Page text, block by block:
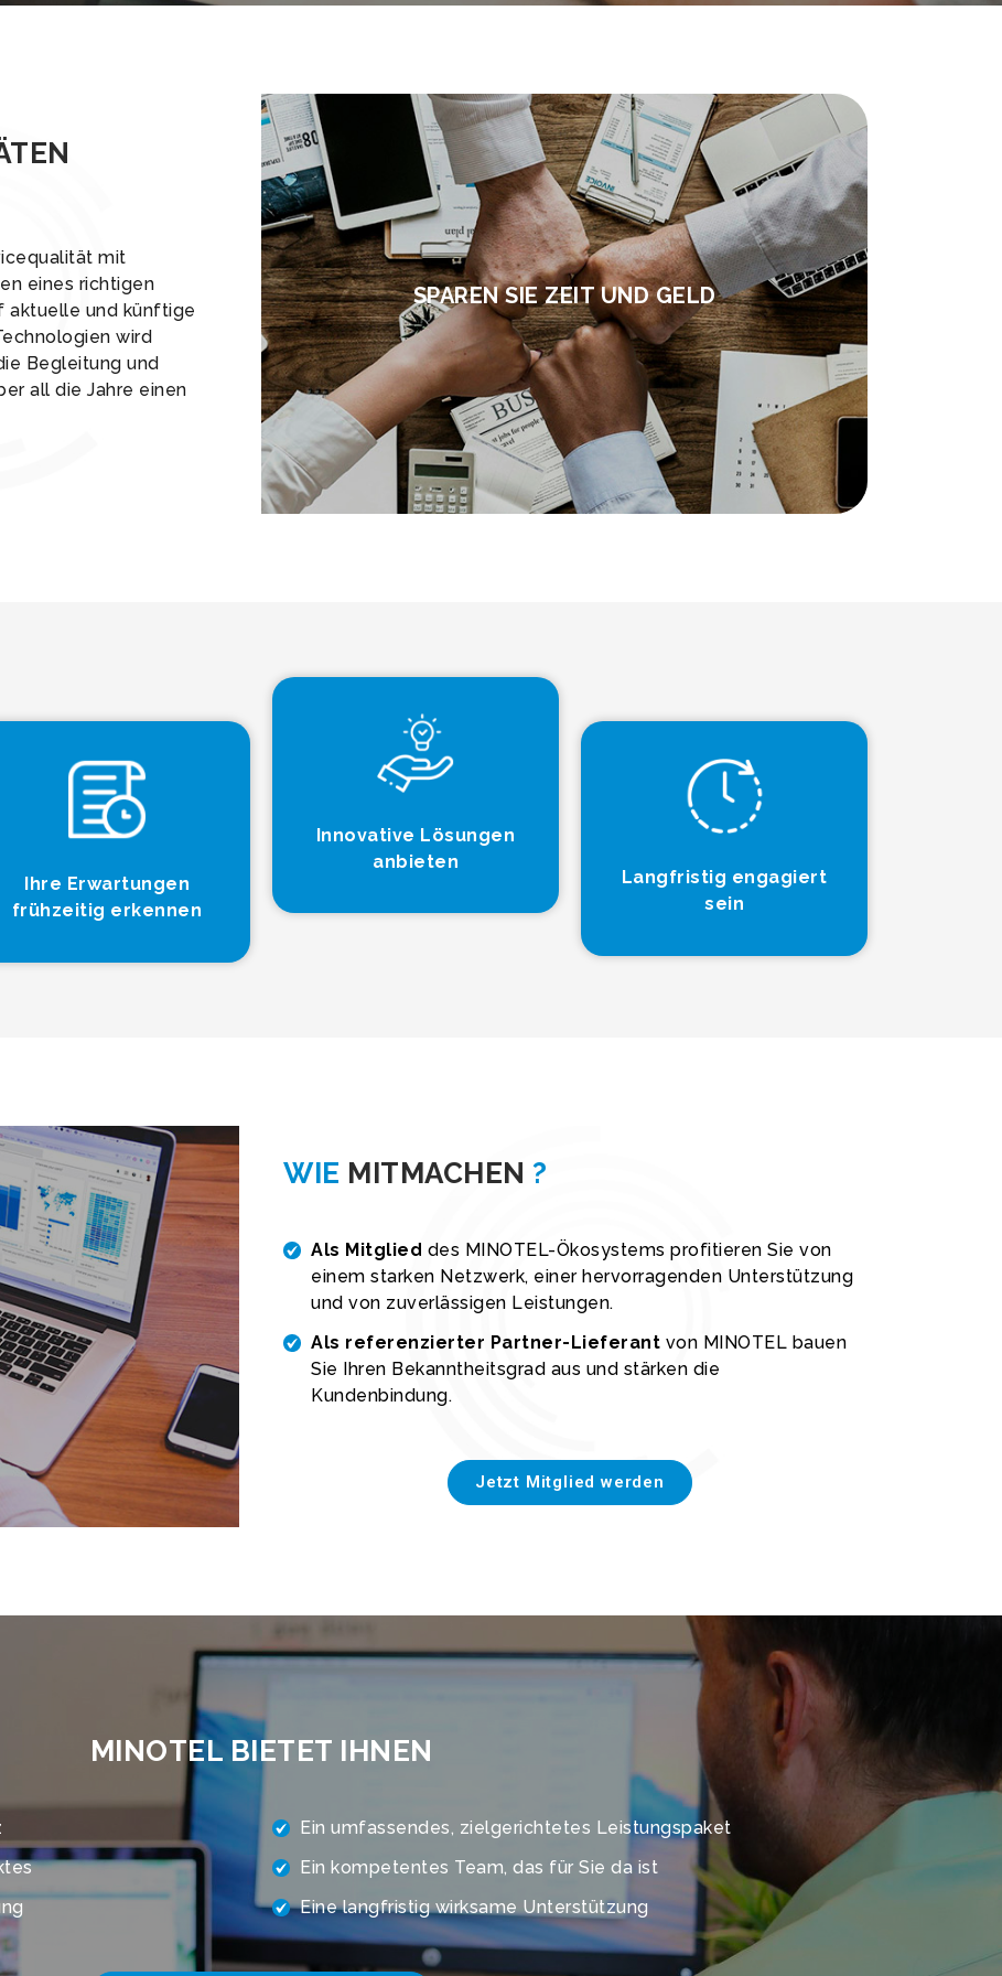
mit
eines richtigen
aktuelle und künftige
wird
Begleitung und
all die Jahre einen
SPAREN SIE ZEIT UND GELD
Ihre Erwartungen
frühzeitig erkennen
Innovative Lösungen
anbieten
Langfristig engagiert
sein
WIE MITMACHEN ?
Als Mitglied des MINOTEL-Ökosystems profitieren Sie von
einem starken Netzwerk, einer hervorragenden Unterstützung
und von zuverlässigen Leistungen.
Als referenzierter Partner-Lieferant von MINOTEL bauen
Sie Ihren Bekanntheitsgrad aus und stärken die
Kundenbindung.
Jetzt Mitglied werden
MINOTEL BIETET IHNEN
Ein umfassendes, zielgerichtetes Leistungspaket
Ein kompetentes Team, das für Sie da ist
Eine langfristig wirksame Unterstützung